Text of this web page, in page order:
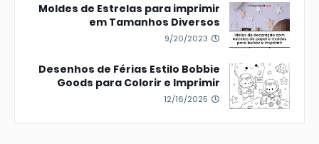
Moldes de Estrelas para imprimir
em Tamanhos Diversos
9/20/2023
Desenhos de Férias Estilo Bobbie
Goods para Colorir e Imprimir
12/16/2025